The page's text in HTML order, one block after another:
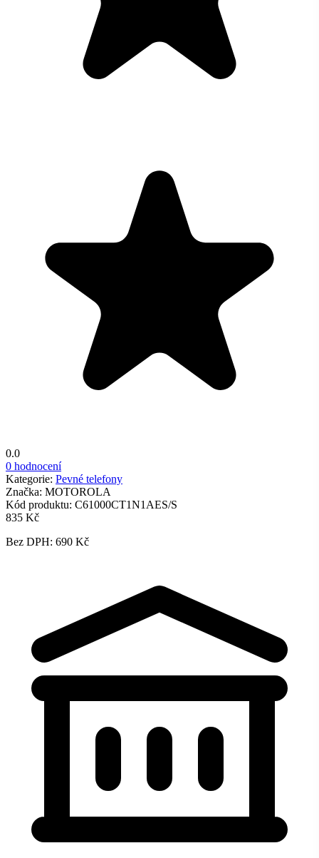
0.0
0 hodnocení
Kategorie: Pevné telefony
Značka: MOTOROLA
Kód produktu: C61000CT1N1AES/S
835 Kč
Bez DPH: 690 Kč